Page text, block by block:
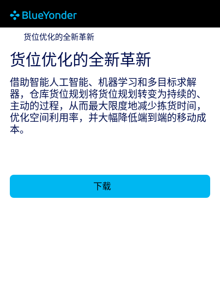
货位优化的全新革新
货位优化的全新革新
货位优化的全新革新
借助智能人工智能、机器学习和多目标求解
器，仓库货位规划将货位规划转变为持续的、
主动的过程，从而最大限度地减少拣货时间，
优化空间利用率，并大幅降低端到端的移动成
本。
下载